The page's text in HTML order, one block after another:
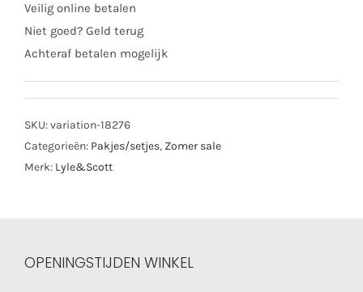
Veilig online betalen
Niet goed? Geld terug
Achteraf betalen mogelijk
SKU:variation-18276
Categorieën: Pakjes/setjes, Zomer sale
Merk: Lyle&Scott
OPENINGSTIJDEN WINKEL